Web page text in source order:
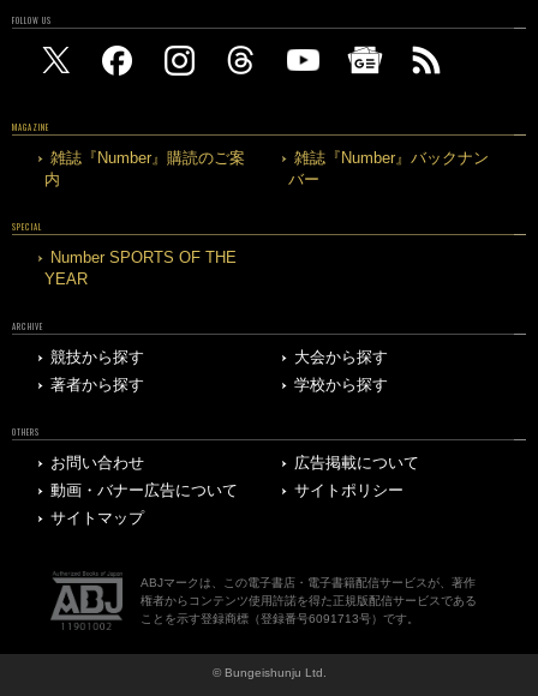
FOLLOW US
MAGAZINE
雑誌『Number』購読のご案
内
雑誌『Number』バックナン
バー
SPECIAL
Number SPORTS OF THE
YEAR
ARCHIVE
競技から探す
大会から探す
著者から探す
学校から探す
OTHERS
お問い合わせ
広告掲載について
動画・バナー広告について
サイトポリシー
サイトマップ
ABJマークは、この電子書店・電子書籍配信サービスが、著作
権者からコンテンツ使用許諾を得た正規版配信サービスである
ことを示す登録商標（登録番号6091713号）です。
© Bungeishunju Ltd.